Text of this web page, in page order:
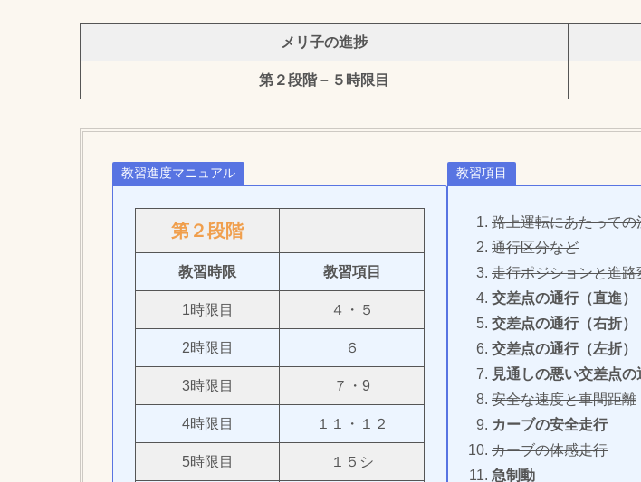
メリ子の進捗
第２段階－５時限目
教習進度マニュアル
第２段階
教習時限 教習項目
1時限目 ４・５
2時限目 ６
3時限目 ７・9
4時限目 １１・１２
5時限目 １５シ
教習項目
路上運転にあたって
通行区分など
走行ポジションと進路
交差点の通行（直進）
交差点の通行（右折）
交差点の通行（左折）
見通しの悪い交差点の
安全な速度と車間距離
カーブの安全走行
カーブの体感走行
急制動